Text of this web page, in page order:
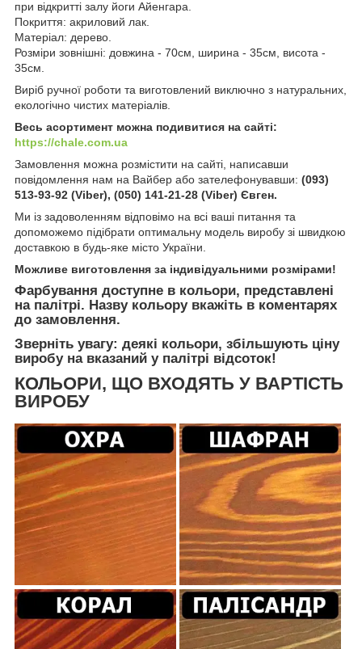
при відкритті залу йоги Айенгара.
Покриття: акриловий лак.
Матеріал: дерево.
Розміри зовнішні: довжина - 70см, ширина - 35см, висота -
35см.
Виріб ручної роботи та виготовлений виключно з натуральних,
екологічно чистих матеріалів.
Весь асортимент можна подивитися на сайті:
https://chale.com.ua
Замовлення можна розмістити на сайті, написавши
повідомлення нам на Вайбер або зателефонувавши: (093)
513-93-92 (Viber), (050) 141-21-28 (Viber) Євген.
Ми із задоволенням відповімо на всі ваші питання та
допоможемо підібрати оптимальну модель виробу зі швидкою
доставкою в будь-яке місто України.
Можливе виготовлення за індивідуальними розмірами!
Фарбування доступне в кольори, представлені
на палітрі. Назву кольору вкажіть в коментарях
до замовлення.
Зверніть увагу: деякі кольори, збільшують ціну
виробу на вказаний у палітрі відсоток!
КОЛЬОРИ, ЩО ВХОДЯТЬ У ВАРТІСТЬ
ВИРОБУ